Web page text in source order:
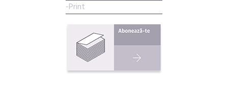
-Print